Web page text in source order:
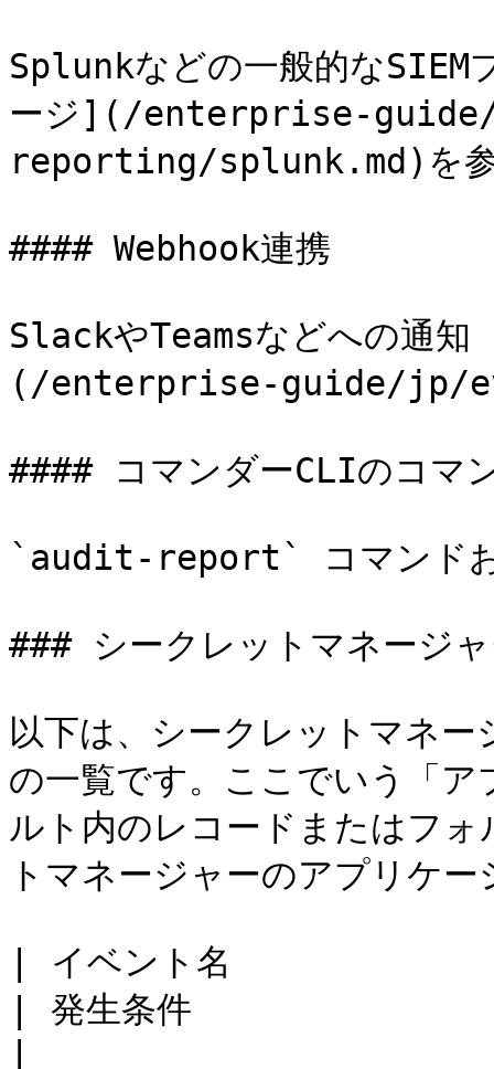
Splunkなどの一般的な
ージ](/enterprise-
reporting/splunk.md)を
#### Webhook連携
SlackやTeamsなどへの通
(/enterprise-guide/jp/
#### コマンダーCLIのコマ
`audit-report` コマンド
### シークレットマネージ
以下は、シークレットマネ
の一覧です。ここでいう「
ルト内のレコードまたはフ
トマネージャーのアプリケ
| イベント名
| 発生条件